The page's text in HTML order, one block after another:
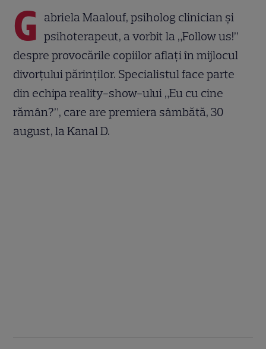
G abriela Maalouf, psiholog clinician și
psihoterapeut, a vorbit la „Follow us!”
despre provocările copiilor aflați în mijlocul
divorțului părinților. Specialistul face parte
din echipa reality-show-ului „Eu cu cine
rămân?”, care are premiera sâmbătă, 30
august, la Kanal D.